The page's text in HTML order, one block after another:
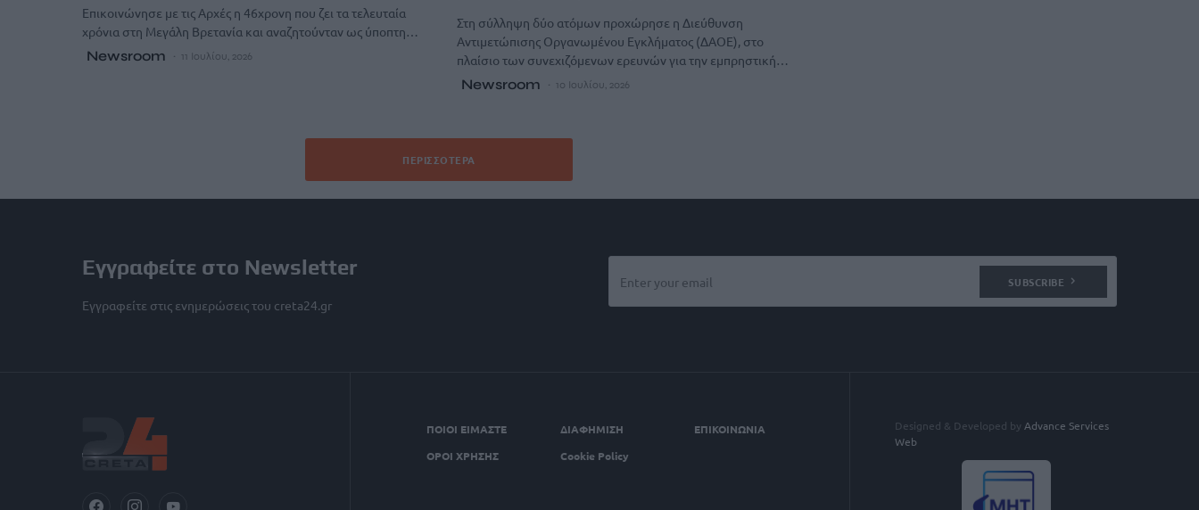
Επικοινώνησε με τις Αρχές η 46χρονη που ζει τα τελευταία
χρόνια στη Μεγάλη Βρετανία και αναζητούνταν ως ύποπτη…
Newsroom 11 Ιουλίου, 2026
Στη σύλληψη δύο ατόμων προχώρησε η Διεύθυνση
Αντιμετώπισης Οργανωμένου Εγκλήματος (ΔΑΟΕ), στο
πλαίσιο των συνεχιζόμενων ερευνών για την εμπρηστική…
Newsroom 10 Ιουλίου, 2026
ΠΕΡΙΣΣΌΤΕΡΑ
Εγγραφείτε στο Newsletter
Εγγραφείτε στις ενημερώσεις του creta24.gr
SUBSCRIBE
ΠΟΙΟΙ ΕΙΜΑΣΤΕ ΔΙΑΦΗΜΙΣΗ
ΕΠΙΚΟΙΝΩΝΙΑ
ΟΡΟΙ ΧΡΗΣΗΣ
Cookie Policy
Designed & Developed by Advance Services
Web